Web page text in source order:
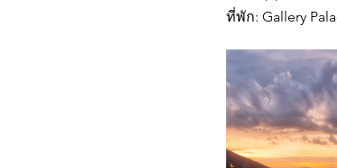
ที่พัก: Gallery